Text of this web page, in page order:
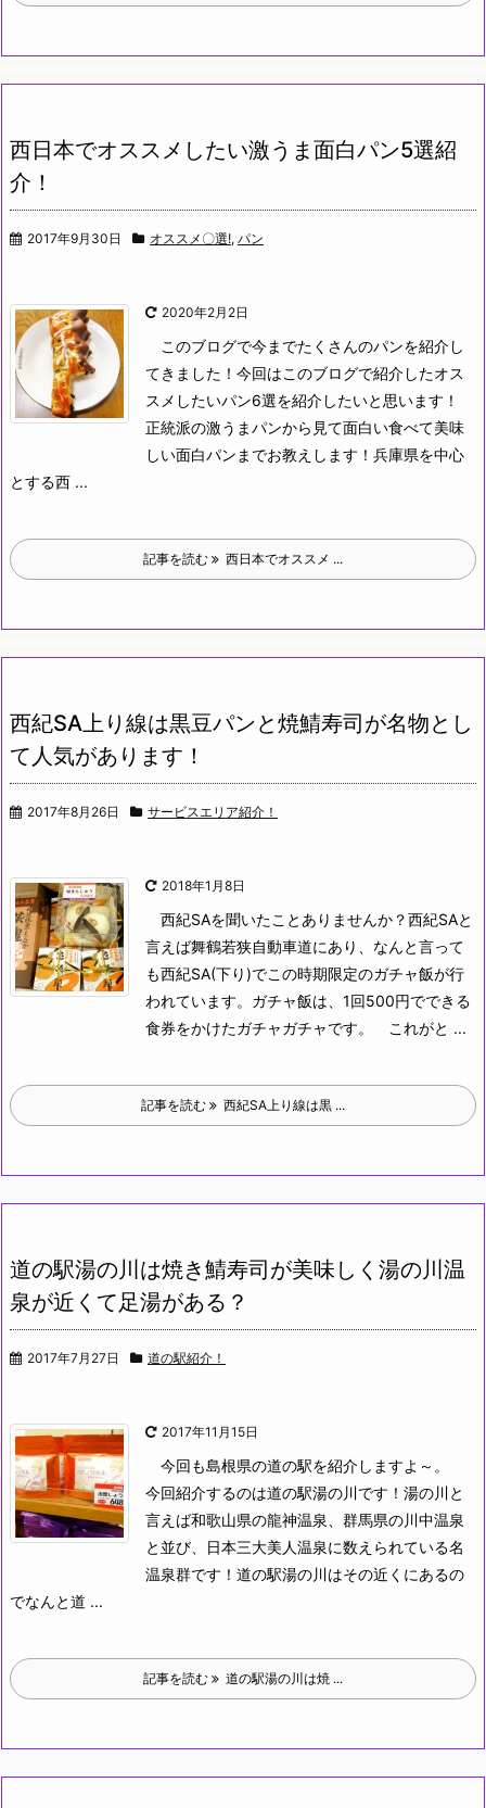
西日本でオススメしたい激うま面白パン5選紹
介！
2017年9月30日 オススメ〇選!, パン
2020年2月2日
このブログで今までたくさんのパンを紹介し
てきました！今回はこのブログで紹介したオス
スメしたいパン6選を紹介したいと思います！
正統派の激うまパンから見て面白い食べて美味
しい面白パンまでお教えします！兵庫県を中心
とする西 ...
記事を読む 西日本でオススメ ...
西紀SA上り線は黒豆パンと焼鯖寿司が名物とし
て人気があります！
2017年8月26日 サービスエリア紹介！
2018年1月8日
西紀SAを聞いたことありませんか？西紀SAと
言えば舞鶴若狭自動車道にあり、なんと言って
も西紀SA(下り)でこの時期限定のガチャ飯が行
われています。ガチャ飯は、1回500円でできる
食券をかけたガチャガチャです。
これがと ...
記事を読む 西紀SA上り線は黒 ...
道の駅湯の川は焼き鯖寿司が美味しく湯の川温
泉が近くて足湯がある？
2017年7月27日 道の駅紹介！
2017年11月15日
今回も島根県の道の駅を紹介しますよ～。
今回紹介するのは道の駅湯の川です！湯の川と
言えば和歌山県の龍神温泉、群馬県の川中温泉
と並び、日本三大美人温泉に数えられている名
温泉群です！道の駅湯の川はその近くにあるの
でなんと道 ...
記事を読む 道の駅湯の川は焼 ...